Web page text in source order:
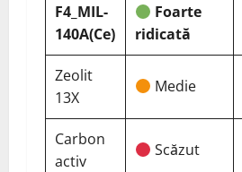
F4_MIL-
140A(Ce)
Foarte
ridicată
Zeolit
13X
Medie
Carbon
activ
Scăzut